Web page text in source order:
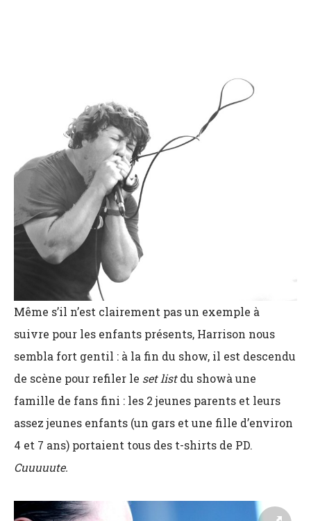
Même s’il n’est clairement pas un exemple à
suivre pour les enfants présents, Harrison nous
sembla fort gentil : à la fin du show, il est descendu
de scène pour refiler le set listdu showà une
famille de fans fini : les 2 jeunes parents et leurs
assez jeunes enfants (un gars et une fille d’environ
4 et 7 ans) portaient tous des t-shirts de PD.
Cuuuuute.